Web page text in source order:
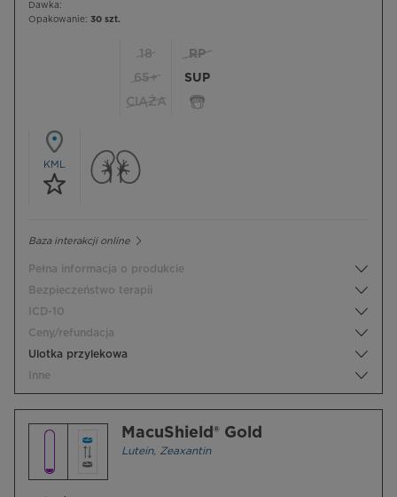
Dawka:
Opakowanie: 30 szt.
18
65+
CIĄŻA
RP
SUP
KML
Baza interakcji online
Pełna informacja o produkcie
Bezpieczeństwo terapii
ICD-10
Ceny/refundacja
Ulotka przylekowa
Inne
MacuShield® Gold
Lutein, Zeaxantin